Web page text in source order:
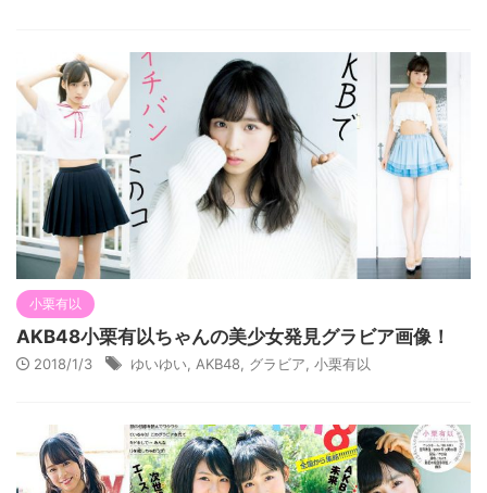
小栗有以
AKB48小栗有以ちゃんの美少女発見グラビア画像！
2018/1/3 ゆいゆい AKB48 グラビア 小栗有以